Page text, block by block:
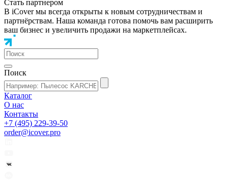
Стать партнером
В iCover мы всегда открыты к новым сотрудничествам и
партнёрствам. Наша команда готова помочь вам расширить
ваш бизнес и увеличить продажи на маркетплейсах.
Поиск
Каталог
О нас
Контакты
+7 (495) 229-39-50
order@icover.pro